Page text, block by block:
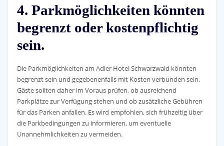
4. Parkmöglichkeiten könnten
begrenzt oder kostenpflichtig
sein.
Die Parkmöglichkeiten am Adler Hotel Schwarzwald könnten
begrenzt sein und gegebenenfalls mit Kosten verbunden sein.
Gäste sollten daher im Voraus prüfen, ob ausreichend
Parkplätze zur Verfügung stehen und ob zusätzliche Gebühren
für das Parken anfallen. Es wird empfohlen, sich frühzeitig über
die Parkbedingungen zu informieren, um eventuelle
Unannehmlichkeiten zu vermeiden.